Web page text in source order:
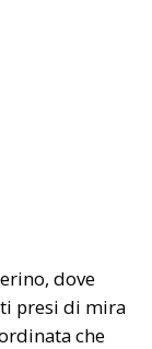
dove
presi di mira
che